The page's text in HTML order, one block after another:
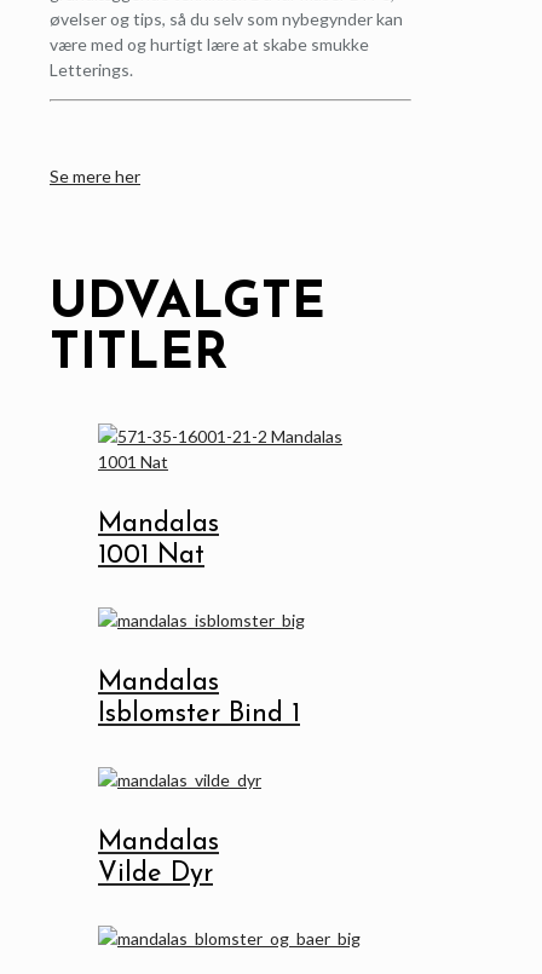
øvelser og tips, så du selv som nybegynder kan
være med og hurtigt lære at skabe smukke
Letterings.
Se mere her
UDVALGTE
TITLER
Mandalas
1001 Nat
Mandalas
Isblomster Bind 1
Mandalas
Vilde Dyr